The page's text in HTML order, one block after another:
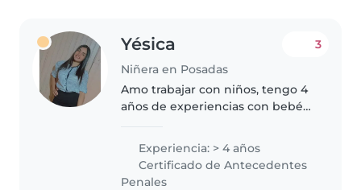
Yésica
Niñera en Posadas
3
Amo trabajar con niños, tengo 4
años de experiencias con bebés
con ellos, me siento cómoda con
mascotas..puedes contactarme..
Experiencia: > 4 años
Certificado de Antecedentes
Penales